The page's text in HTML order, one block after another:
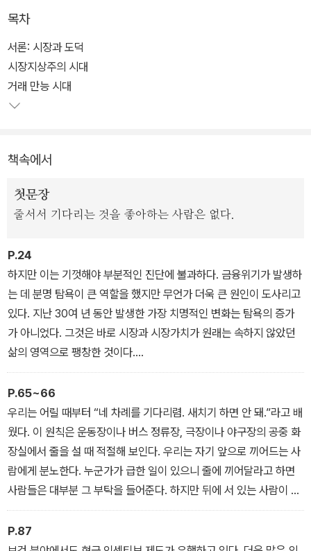
다. 시장 논리가 사회 모든 영역을 지배하는 구체적인 사례들을 제시,
’과연 시장은 언제나 옳은가‘에 대한 해답을 제공한다. 저자 특유의 문
답식 토론과 도발적 문제 제기, 치밀한 논리로 시장을 둘러싼 흥미진
진한 철학 논쟁을 펼친다.
목차
서론: 시장과 도덕
시장지상주의 시대
거래 만능 시대
책속에서
첫문장
줄서서 기다리는 것을 좋아하는 사람은 없다.
P.24
하지만 이는 기껏해야 부분적인 진단에 불과하다. 금융위기가 발생하
는 데 분명 탐욕이 큰 역할을 했지만 무언가 더욱 큰 원인이 도사리고
있다. 지난 30여 년 동안 발생한 가장 치명적인 변화는 탐욕의 증가
가 아니었다. 그것은 바로 시장과 시장가치가 원래는 속하지 않았던
삶의 영역으로 팽창한 것이다.
이러한 상황에 맞서려면 우리는 탐욕을 비난하는 것 이상의 조치를
취해야 한다. 시장이 사회에서 행사하는 역할에 관해 다시 생각해봐
야 하는 것이다. 시장의 본분을 유지하게 하는 것이 무엇을 의미하는
지에 대한 공적 논의가 필요하다. 그러려면 시장이 지닌 도덕적 한계
를 곰곰이 생각해볼 필요가 있다. 돈으로 사서는 안 되는 것이 있는지
질문을 던져야 한다.
_ ‘서론: 시장과 도덕’ 중에서
P.65~66
우리는 어릴 때부터 “네 차례를 기다리렴. 새치기 하면 안 돼.”라고 배
웠다. 이 원칙은 운동장이나 버스 정류장, 극장이나 야구장의 공중 화
장실에서 줄을 설 때 적절해 보인다. 우리는 자기 앞으로 끼어드는 사
람에게 분노한다. 누군가가 급한 일이 있으니 줄에 끼어달라고 하면
사람들은 대부분 그 부탁을 들어준다. 하지만 뒤에 서 있는 사람이 10
달러를 줄 테니 자리를 바꿔달라고 제의하거나, 관리자가 부유한 사
람이나 정말 급한 사람의 편의를 봐주기 위해 무료 화장실 옆에 유료
급행 화장실을 설치한다면 이상하게 생각할 것이다.
P.87